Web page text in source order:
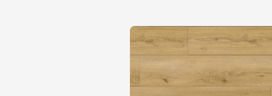
למוצר
יש
מספר